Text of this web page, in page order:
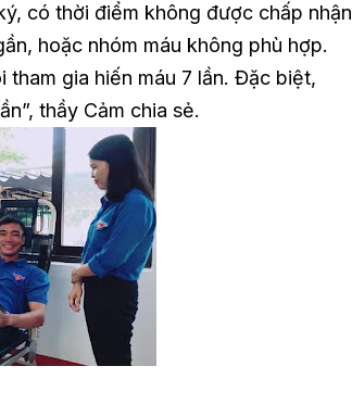
có thời điểm không được chấp nhận
hoặc nhóm máu không phù hợp.
tham gia hiến máu 7 lần. Đặc biệt,
thầy Cảm chia sẻ.